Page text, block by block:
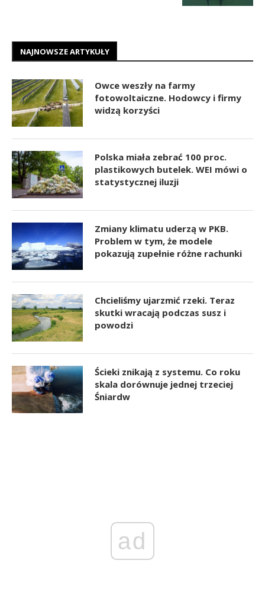
NAJNOWSZE ARTYKUŁY
Owce weszły na farmy
fotowoltaiczne. Hodowcy i firmy
widzą korzyści
Polska miała zebrać 100 proc.
plastikowych butelek. WEI mówi o
statystycznej iluzji
Zmiany klimatu uderzą w PKB.
Problem w tym, że modele
pokazują zupełnie różne rachunki
Chcieliśmy ujarzmić rzeki. Teraz
skutki wracają podczas susz i
powodzi
Ścieki znikają z systemu. Co roku
skala dorównuje jednej trzeciej
Śniardw
ad